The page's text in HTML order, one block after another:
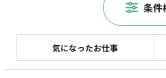
気になったお仕事
条件